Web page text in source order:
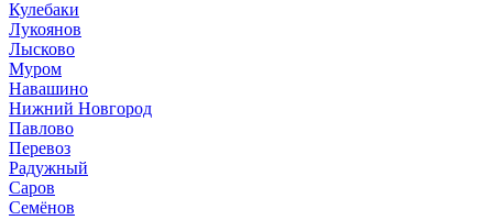
Кулебаки
Лукоянов
Лысково
Муром
Навашино
Нижний Новгород
Павлово
Перевоз
Радужный
Саров
Семёнов